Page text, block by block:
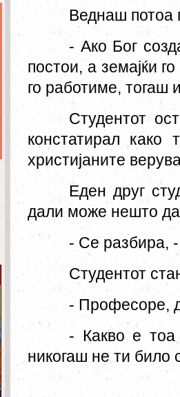
Веднаш потоа
- Ако Бог
постои, а земајќи
го работиме, тогаш
Студентот
констатирал
христијаните
Еден друг
дали може нешто
- Се разбира,
Студентот
- Професоре,
- Какво е
никогаш не ти било